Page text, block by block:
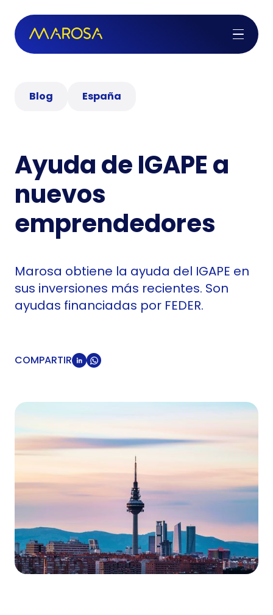
Blog España
Ayuda de IGAPE a
nuevos
emprendedores
Marosa obtiene la ayuda del IGAPE en
sus inversiones más recientes. Son
ayudas financiadas por FEDER.
COMPARTIR